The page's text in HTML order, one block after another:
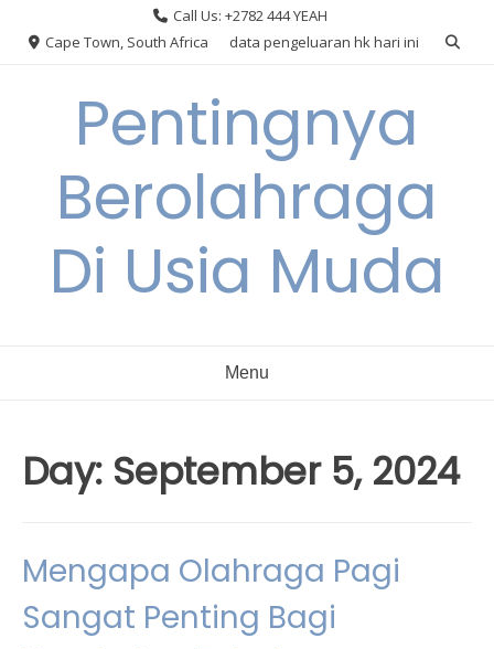
Call Us: +2782 444 YEAH
Cape Town, South Africa
data pengeluaran hk hari ini
Pentingnya
Berolahraga
Di Usia Muda
Menu
Day: September 5, 2024
Mengapa Olahraga Pagi
Sangat Penting Bagi